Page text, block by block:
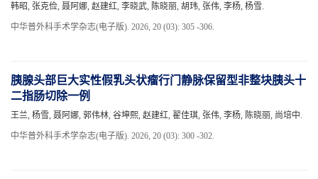
韩昭, 张克俭, 聂阿娜, 赵建红, 李晓武, 陈晓丽, 胡玮, 张伟, 李杨, 杨雪.
中华普外科手术学杂志(电子版). 2026, 20 (03): 305 -306.
胰腺头部巨大实性假乳头状瘤行门静脉保留型非整块胰头十
二指肠切除一例
王兰, 杨雪, 聂阿娜, 郭伟林, 谷坤熙, 赵建红, 翟佳琪, 张伟, 李杨, 陈晓丽, 尚培中.
中华普外科手术学杂志(电子版). 2026, 20 (03): 300 -302.